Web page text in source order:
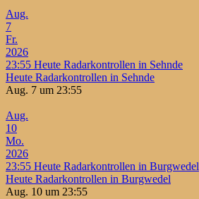
Aug.
7
Fr.
2026
23:55 Heute Radarkontrollen in Sehnde
Heute Radarkontrollen in Sehnde
Aug. 7 um 23:55
Aug.
10
Mo.
2026
23:55 Heute Radarkontrollen in Burgwedel
Heute Radarkontrollen in Burgwedel
Aug. 10 um 23:55